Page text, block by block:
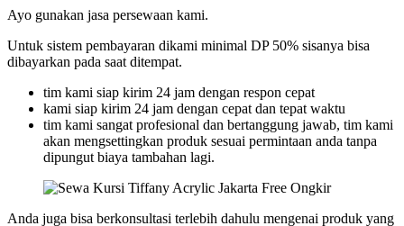
Ayo gunakan jasa persewaan kami.
Untuk sistem pembayaran dikami minimal DP 50% sisanya bisa
dibayarkan pada saat ditempat.
tim kami siap kirim 24 jam dengan respon cepat
kami siap kirim 24 jam dengan cepat dan tepat waktu
tim kami sangat profesional dan bertanggung jawab, tim kami
akan mengsettingkan produk sesuai permintaan anda tanpa
dipungut biaya tambahan lagi.
Anda juga bisa berkonsultasi terlebih dahulu mengenai produk yang